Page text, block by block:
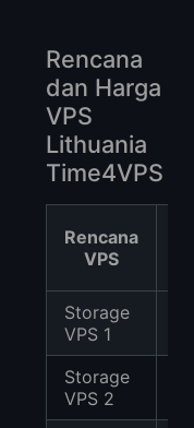
Rencana
dan Harga
VPS
Lithuania
Time4VPS
Rencana
VPS
Storage
VPS 1
Storage
VPS 2